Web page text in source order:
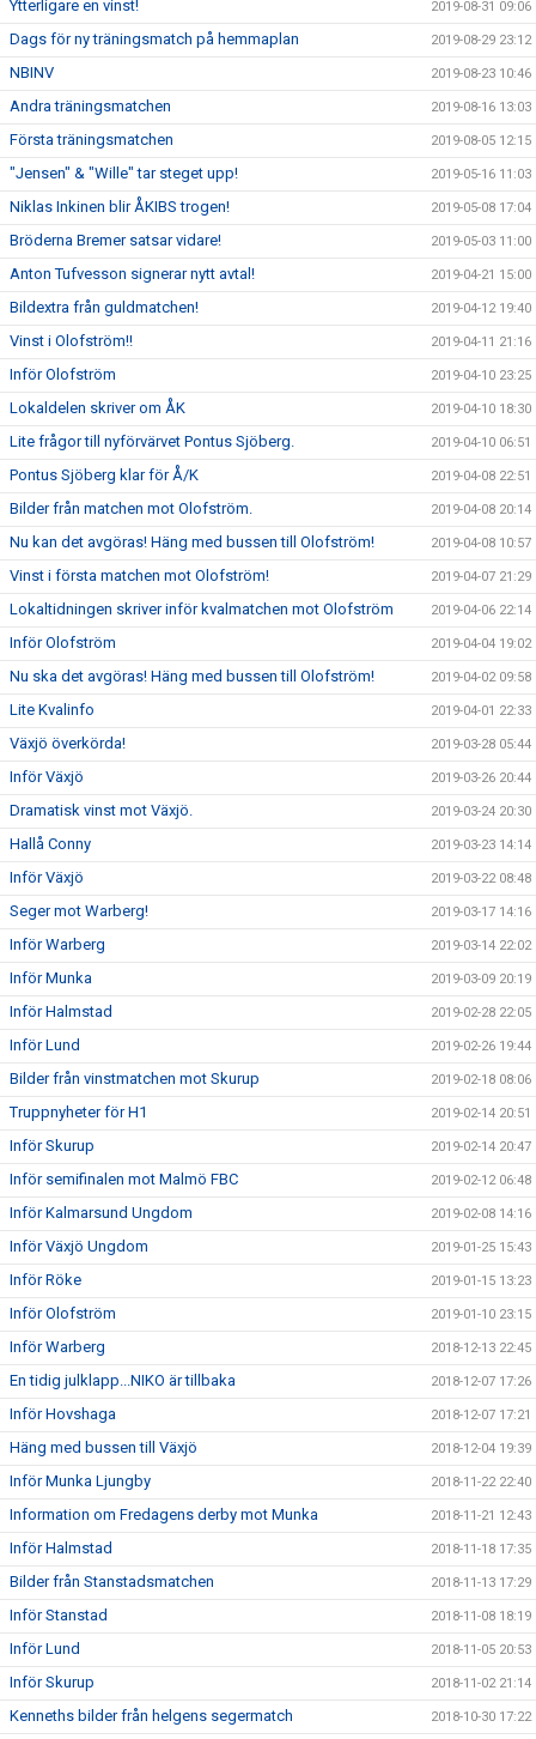
Ytterligare en vinst! 2019-08-31 09:06
Dags för ny träningsmatch på hemmaplan 2019-08-29 23:12
NBINV 2019-08-23 10:46
Andra träningsmatchen 2019-08-16 13:03
Första träningsmatchen 2019-08-05 12:15
"Jensen" & "Wille" tar steget upp! 2019-05-16 11:03
Niklas Inkinen blir ÅKIBS trogen! 2019-05-08 17:04
Bröderna Bremer satsar vidare! 2019-05-03 11:00
Anton Tufvesson signerar nytt avtal! 2019-04-21 15:00
Bildextra från guldmatchen! 2019-04-12 19:40
Vinst i Olofström!! 2019-04-11 21:16
Inför Olofström 2019-04-10 23:25
Lokaldelen skriver om ÅK 2019-04-10 18:30
Lite frågor till nyförvärvet Pontus Sjöberg. 2019-04-10 06:51
Pontus Sjöberg klar för Å/K 2019-04-08 22:51
Bilder från matchen mot Olofström. 2019-04-08 20:14
Nu kan det avgöras! Häng med bussen till Olofström! 2019-04-08 10:57
Vinst i första matchen mot Olofström! 2019-04-07 21:29
Lokaltidningen skriver inför kvalmatchen mot Olofström 2019-04-06 22:14
Inför Olofström 2019-04-04 19:02
Nu ska det avgöras! Häng med bussen till Olofström! 2019-04-02 09:58
Lite Kvalinfo 2019-04-01 22:33
Växjö överkörda! 2019-03-28 05:44
Inför Växjö 2019-03-26 20:44
Dramatisk vinst mot Växjö. 2019-03-24 20:30
Hallå Conny 2019-03-23 14:14
Inför Växjö 2019-03-22 08:48
Seger mot Warberg! 2019-03-17 14:16
Inför Warberg 2019-03-14 22:02
Inför Munka 2019-03-09 20:19
Inför Halmstad 2019-02-28 22:05
Inför Lund 2019-02-26 19:44
Bilder från vinstmatchen mot Skurup 2019-02-18 08:06
Truppnyheter för H1 2019-02-14 20:51
Inför Skurup 2019-02-14 20:47
Inför semifinalen mot Malmö FBC 2019-02-12 06:48
Inför Kalmarsund Ungdom 2019-02-08 14:16
Inför Växjö Ungdom 2019-01-25 15:43
Inför Röke 2019-01-15 13:23
Inför Olofström 2019-01-10 23:15
Inför Warberg 2018-12-13 22:45
En tidig julklapp...NIKO är tillbaka 2018-12-07 17:26
Inför Hovshaga 2018-12-07 17:21
Häng med bussen till Växjö 2018-12-04 19:39
Inför Munka Ljungby 2018-11-22 22:40
Information om Fredagens derby mot Munka 2018-11-21 12:43
Inför Halmstad 2018-11-18 17:35
Bilder från Stanstadsmatchen 2018-11-13 17:29
Inför Stanstad 2018-11-08 18:19
Inför Lund 2018-11-05 20:53
Inför Skurup 2018-11-02 21:14
Kenneths bilder från helgens segermatch 2018-10-30 17:22